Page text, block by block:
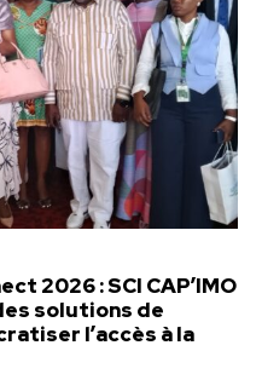
2026 : SCI CAP’IMO
solutions de
l’accès à la